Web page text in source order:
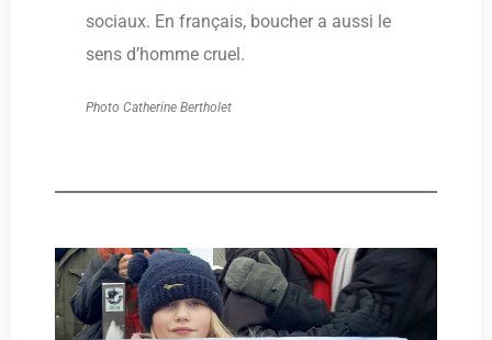
sociaux. En français, boucher a aussi le
sens d’homme cruel.
Photo Catherine Bertholet